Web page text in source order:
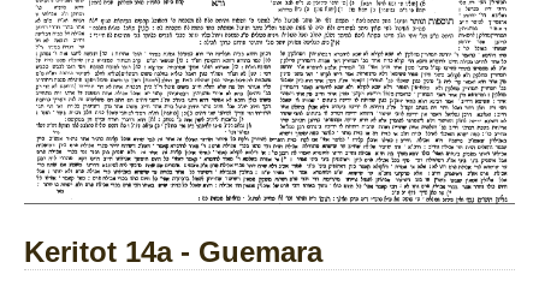
Keritot 14a - Guemara